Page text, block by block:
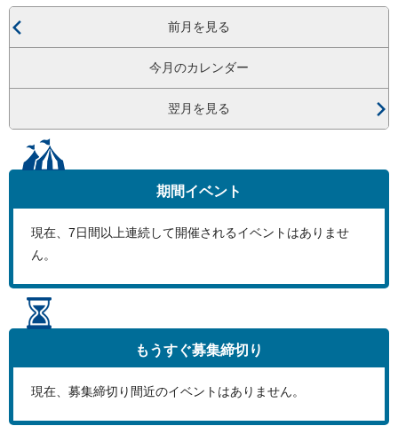
前月を見る
今月のカレンダー
翌月を見る
期間イベント
現在、 7日間以上連続して開催されるイベントはありませ
ん。
もうすぐ募集締切り
現在、募集締切り間近のイベントはありません。